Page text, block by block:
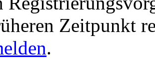
Zeitpunkt
.